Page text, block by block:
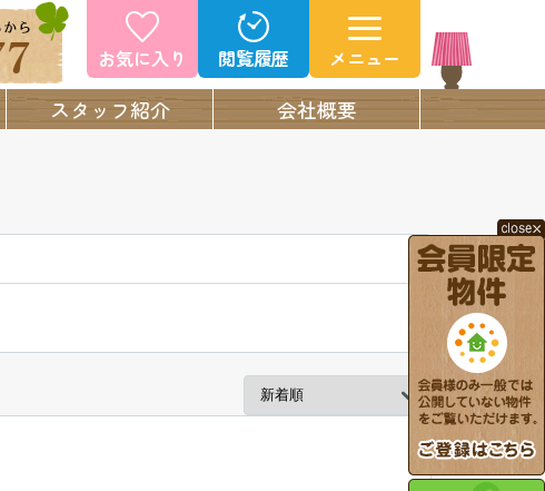
お気に入り 閲覧履歴 メニュー
スタッフ紹介 会社概要